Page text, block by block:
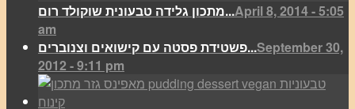
מתכון גלידה טבעונית שוקולד רום...April 8, 2014 - 5:05
am
פשטידת פסטה עם קישואים וצנוברים...September 30,
2012 - 9:11 pm